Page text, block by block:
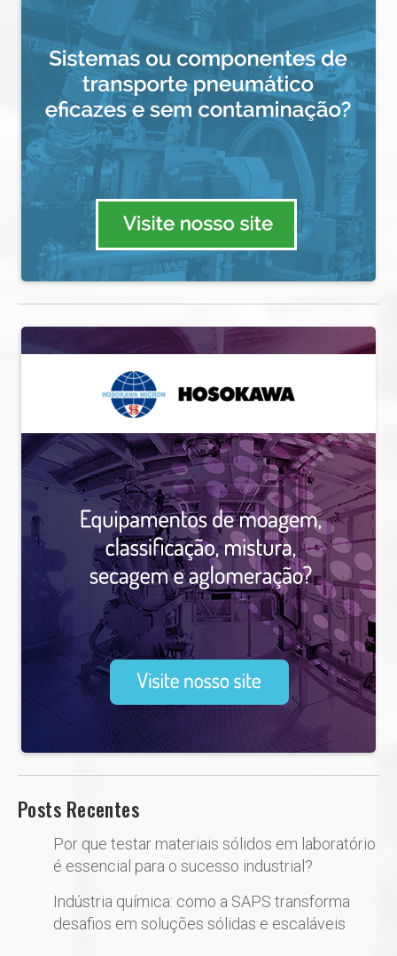
Posts Recentes
Por que testar materiais sólidos em laboratório
é essencial para o sucesso industrial?
Indústria química: como a SAPS transforma
desafios em soluções sólidas e escaláveis